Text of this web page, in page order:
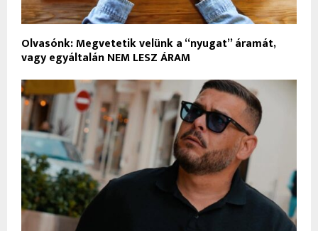
Olvasónk: Megvetetik velünk a “nyugat” áramát,
vagy egyáltalán NEM LESZ ÁRAM